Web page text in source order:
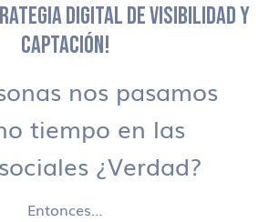
DIGITAL DE VISIBILIDAD Y
CAPTACIÓN!
nos pasamos
tiempo en las
¿Verdad?
Entonces…